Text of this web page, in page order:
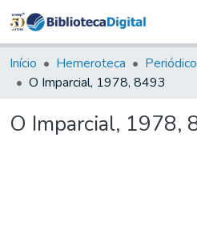
&
Tudo na
Digital
Início Hemeroteca
O Imparcial, 1978, 8493
O Imparcial, 1978,